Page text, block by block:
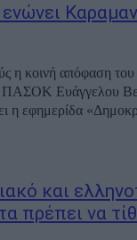
η κοινή απόφαση
Ευάγγελου
η εφημερίδα
και
πρέπει να